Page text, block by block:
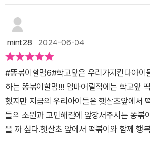
는 서비스 ” 를 해주려고 했던 똥볶이 할멈은
조수인 치즈와 문방구를 탐색하던 똥볶이 할
가 직접 만들었다는 획기적인 발명품인 게임기를 헐값에 팔고 갔
다는 꾀죄죄한 남자를 의심했지만 ’ 이들의
말에 넘어가서 게임기를 팔고 있는 똥방구 할
함께 아이들을 구하기로 한다.과연 이 남자
처럼 변해가는 아이들을 구할 수 있을까?요
mint28 2024-06-04
#똥볶이할멈6#학교앞은 우리가지킨다아이
하는 똥볶이할멈!!! 엄마어릴적에는 학교앞 떡볶이 할머니를 사랑
했지만 지금의 우리아이들은 햇살초앞에서
들의 소원과 고민해결에 앞장서주시는 똥볶
을 까 싶다.햇살초 앞에서 떡볶이와 함께 행